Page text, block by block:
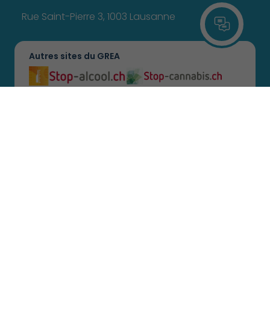
Rue Saint-Pierre 3, 1003 Lausanne
Autres sites du GREA